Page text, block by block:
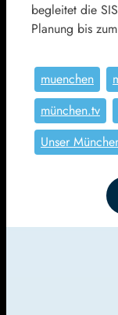
begleitet die
Planung bis
muenchen
münchen.tv
Unser